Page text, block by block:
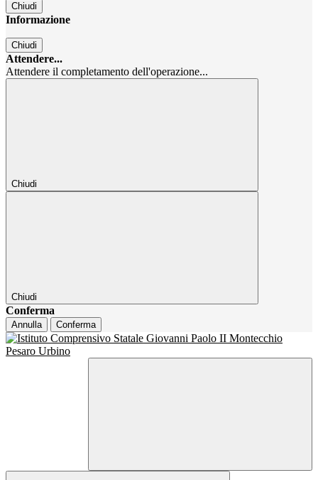
Chiudi
Informazione
Chiudi
Attendere...
Attendere il completamento dell'operazione...
Chiudi
Chiudi
Conferma
Annulla Conferma